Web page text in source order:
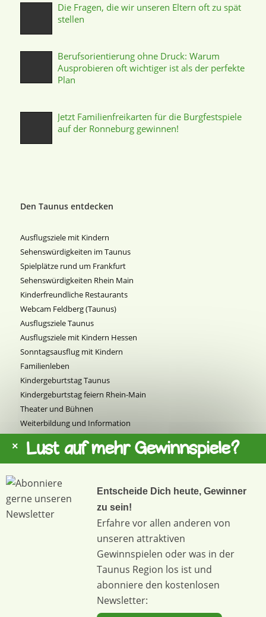
Die Fragen, die wir unseren Eltern oft zu spät
stellen
Berufsorientierung ohne Druck: Warum
Ausprobieren oft wichtiger ist als der perfekte
Plan
Jetzt Familienfreikarten für die Burgfestspiele
auf der Ronneburg gewinnen!
Den Taunus entdecken
Ausflugsziele mit Kindern
Sehenswürdigkeiten im Taunus
Spielplätze rund um Frankfurt
Sehenswürdigkeiten Rhein Main
Kinderfreundliche Restaurants
Webcam Feldberg (Taunus)
Ausflugsziele Taunus
Ausflugsziele mit Kindern Hessen
Sonntagsausflug mit Kindern
Familienleben
Kindergeburtstag Taunus
Kindergeburtstag feiern Rhein-Main
Theater und Bühnen
Weiterbildung und Information
Sport und Bewegung
Feste und Märkte
Kunst und Kultur
Basare und Flohmärkte
Natur und Tiere
Musik und Konzerte
© taunus4family | Webdesign:cambium.digital–Werbeagentur Bad
Lust auf mehr Gewinnspiele?
Entscheide Dich heute, Gewinner
zu sein!
Erfahre vor allen anderen von
unseren attraktiven
Gewinnspielen oder was in der
Taunus Region los ist und
abonniere den kostenlosen
Newsletter: